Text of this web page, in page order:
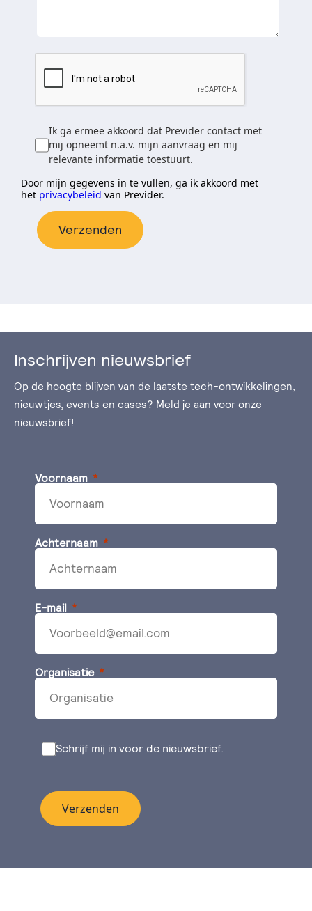
Ik ga ermee akkoord dat Previder contact met
mij opneemt n.a.v. mijn aanvraag en mij
relevante informatie toestuurt.
Door mijn gegevens in te vullen, ga ik akkoord met
het privacybeleid van Previder.
Verzenden
Inschrijven nieuwsbrief
Op de hoogte blijven van de laatste tech-ontwikkelingen,
nieuwtjes, events en cases? Meld je aan voor onze
nieuwsbrief!
Voornaam
Achternaam
E-mail
Organisatie
Schrijf mij in voor de nieuwsbrief.
Verzenden